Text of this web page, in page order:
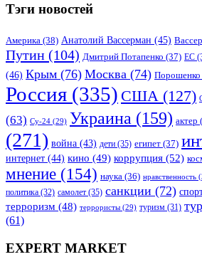
Тэги новостей
Америка (38) Анатолий Вассерман (45)
Путин (104) Дмитрий Потапенко (37) ЕС
(46) Крым (76) Москва (74) Порошенко
Россия (335) США (127)
(63) Су-24 (29) Украина (159) актер
(271) война (43) дети (35) египет (37)
интернет (44) кино (49) коррупция (52)
мнение (154) наука (36) нравственность
политика (32) самолет (35) санкции (72)
терроризм (48) террористы (29) туризм (31)
(61)
EXPERT MARKET